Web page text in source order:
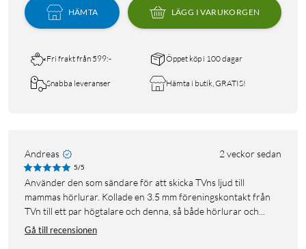
HÄMTA LÄGG I VARUKORGEN
Fri frakt från 599:- Öppet köp i 100 dagar
Snabba leveranser Hämta i butik, GRATIS!
Andreas 2 veckor sedan
5/5
Använder den som sändare för att skicka TVns ljud till
mammas hörlurar. Kollade en 3.5 mm föreningskontakt från
TVn till ett par högtalare och denna, så både hörlurar och...
Gå till recensionen